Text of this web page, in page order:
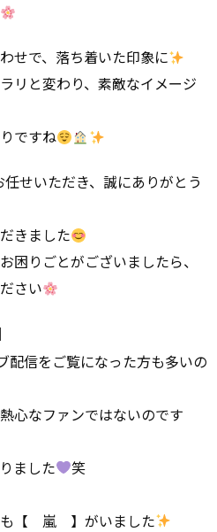
せで、落ち着いた印象に
リと変わり、素敵なイメージ
ですね
せいただき、誠にありがとう
きました
困りごとがございましたら、
さい
配信をご覧になった方も多いの
心なファンではないのです
ました
笑
も【 嵐 】がいました